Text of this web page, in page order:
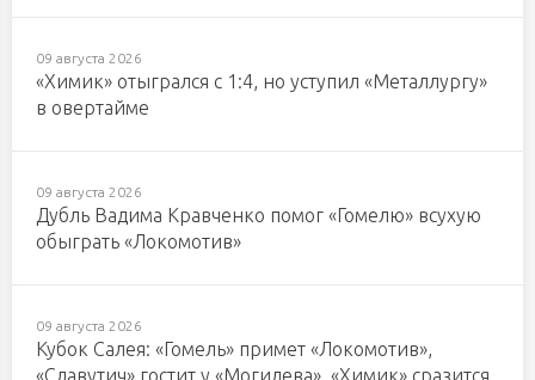
09 августа 2026
«Химик» отыгрался с 1:4, но уступил «Металлургу»
в овертайме
09 августа 2026
Дубль Вадима Кравченко помог «Гомелю» всухую
обыграть «Локомотив»
09 августа 2026
Кубок Салея: «Гомель» примет «Локомотив»,
«Славутич» гостит у «Могилева», «Химик» сразится